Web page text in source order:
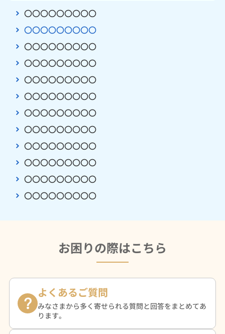
〇〇〇〇〇〇〇〇〇
〇〇〇〇〇〇〇〇〇
〇〇〇〇〇〇〇〇〇
〇〇〇〇〇〇〇〇〇
〇〇〇〇〇〇〇〇〇
〇〇〇〇〇〇〇〇〇
〇〇〇〇〇〇〇〇〇
〇〇〇〇〇〇〇〇〇
〇〇〇〇〇〇〇〇〇
〇〇〇〇〇〇〇〇〇
〇〇〇〇〇〇〇〇〇
〇〇〇〇〇〇〇〇〇
お困りの際はこちら
よくあるご質問
みなさまから多く寄せられる質問と回答をまとめてあ
ります。